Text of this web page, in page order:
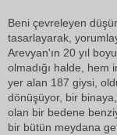
Beni çevreleyen
tasarlayarak,
Arevyan'ın 20 yıl
olmadığı halde, hem
yer alan 187 giysi,
dönüşüyor, bir
olan bir bedene
bir bütün meydana